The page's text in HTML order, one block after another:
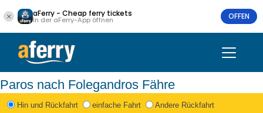
aFerry - Cheap ferry tickets
In der aFerry-App öffnen OFFEN
Paros nach Folegandros Fähre
Hin und Rückfahrt einfache Fahrt Andere Rückfahrt